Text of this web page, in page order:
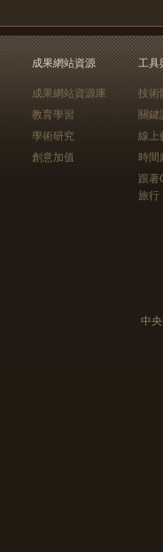
成果網站資源
成果網站資源庫
教育學習
學術研究
創意加值
工具
技術
關鍵
線上
時間
跟
旅行
中